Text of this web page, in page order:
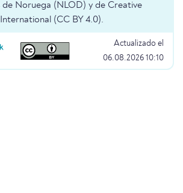
de Noruega (NLOD) y de Creative
(CC BY 4.0).
Actualizado el
06.08.2026 10:10